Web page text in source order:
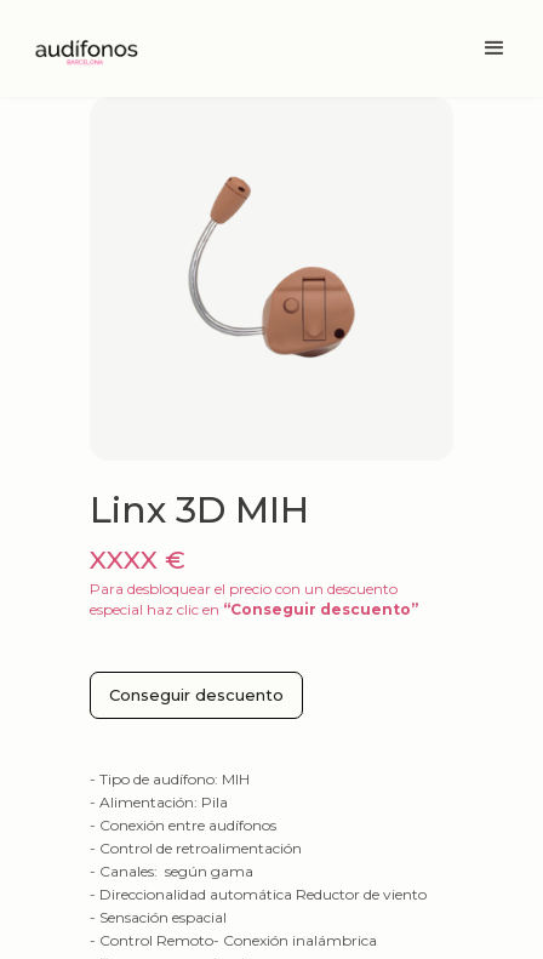
Linx 3D MIH
XXXX €
Para desbloquear el precio con un descuento
especial haz clic en “Conseguir descuento”
Conseguir descuento
- Tipo de audífono: MIH
- Alimentación: Pila
- Conexión entre audífonos
- Control de retroalimentación
- Canales: según gama
- Direccionalidad automática Reductor de viento
- Sensación espacial
- Control Remoto- Conexión inalámbrica